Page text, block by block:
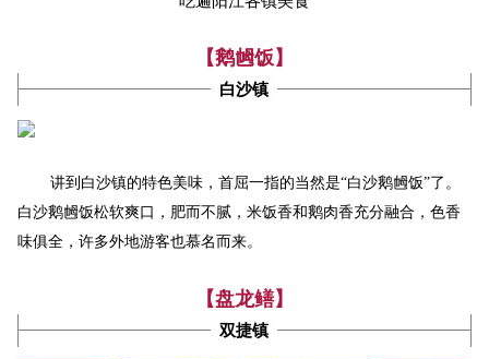
【鹅乸饭】
白沙镇
讲到白沙镇的特色美味，首屈一指的当然是“白沙鹅乸饭”了。
白沙鹅乸饭松软爽口，肥而不腻，米饭香和鹅肉香充分融合，色香
味俱全，许多外地游客也慕名而来。
【盘龙鳝】
双捷镇